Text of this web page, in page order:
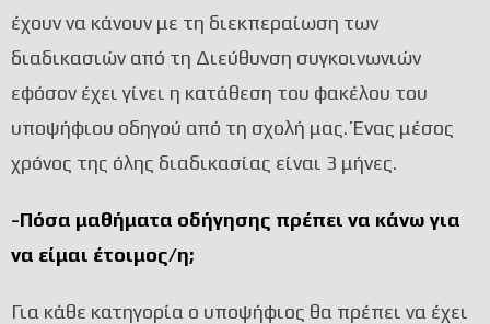
έχουν να κάνουν με τη διεκπεραίωση των
διαδικασιών από τη Διεύθυνση συγκοινωνιών
εφόσον έχει γίνει η κατάθεση του φακέλου του
υποψήφιου οδηγού από τη σχολή μας. Ένας μέσος
χρόνος της όλης διαδικασίας είναι 3 μήνες.
-Πόσα μαθήματα οδήγησης πρέπει να κάνω για
να είμαι έτοιμος/η;
Για κάθε κατηγορία ο υποψήφιος θα πρέπει να έχει